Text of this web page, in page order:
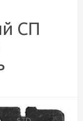
СП